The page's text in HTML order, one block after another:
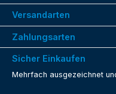
Versandarten
Zahlungsarten
Sicher Einkaufen
Mehrfach ausgezeichnet